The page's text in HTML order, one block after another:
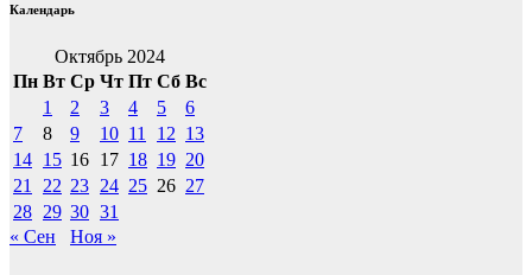
Календарь
Октябрь 2024
Пн Вт Ср Чт Пт Сб Вс
1
2 3 4 5
6
7
8 9 10 11 12 13
14 15 16 17 18 19 20
21
22 23 24 25 26 27
28 29 30 31
« Сен
Ноя »